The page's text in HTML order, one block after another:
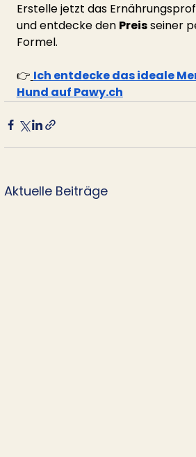
Erstelle jetzt das
und entdecke den Preis seiner
Formel.
👉 Ich entdecke das ideale
Hund auf Pawy.ch
Aktuelle Beiträge